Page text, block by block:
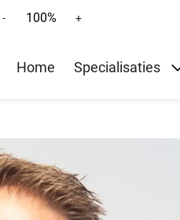
Tekst
10%
- 100%
Tekst
10%
+
Home Specialisaties